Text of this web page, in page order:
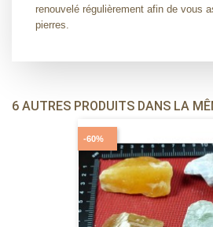
renouvelé régulièrement afin de vous
pierres.
6 AUTRES PRODUITS DANS LA
-60%